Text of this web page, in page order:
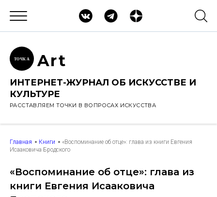
ТОЧК А Art
ИНТЕРНЕТ-ЖУРНАЛ ОБ ИСКУССТВЕ И
КУЛЬТУРЕ
РАССТАВЛЯЕМ ТОЧКИ В ВОПРОСАХ ИСКУССТВА
Главная Книги
«Воспоминание об отце»: глава из книги Евгения
Исааковича Бродского
«Воспоминание об отце»: глава из
книги Евгения Исааковича